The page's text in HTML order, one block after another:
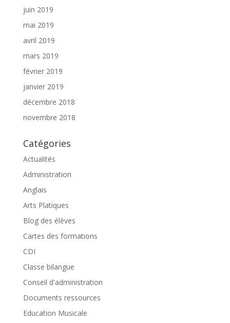
juin 2019
mai 2019
avril 2019
mars 2019
février 2019
janvier 2019
décembre 2018
novembre 2018
Catégories
Actualités
Administration
Anglais
Arts Platiques
Blog des élèves
Cartes des formations
CDI
Classe bilangue
Conseil d'administration
Documents ressources
Education Musicale